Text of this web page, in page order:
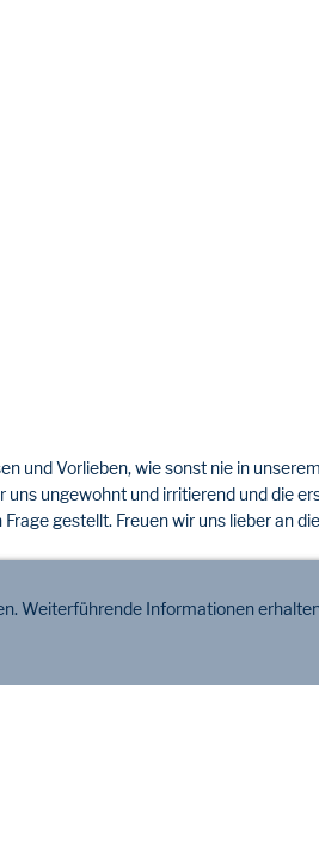
und Vorlieben, wie sonst nie in
ungewohnt und irritierend und die
gestellt. Freuen wir uns lieber an
schreiben. Was immer Sie also
Weiterführende Informationen